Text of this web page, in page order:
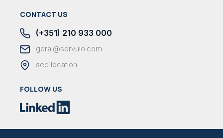
CONTACT US
(+351) 210 933 000
geral@servulo.com
see location
FOLLOW US